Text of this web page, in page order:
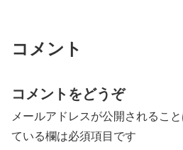
コメント
コメントをどうぞ
メールアドレスが公開されること
ている欄は必須項目です